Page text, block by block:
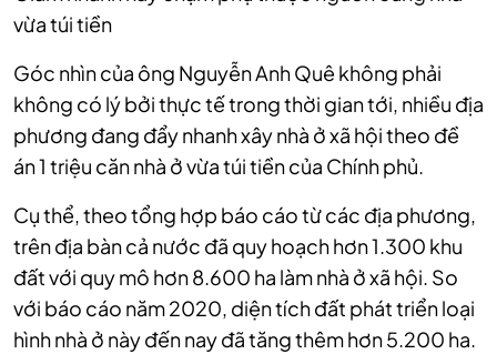
vừa túi tiền
Góc nhìn của ông Nguyễn Anh Quê không phải
không có lý bởi thực tế trong thời gian tới, nhiều địa
phương đang đẩy nhanh xây nhà ở xã hội theo đề
án 1 triệu căn nhà ở vừa túi tiền của Chính phủ.
Cụ thể, theo tổng hợp báo cáo từ các địa phương,
trên địa bàn cả nước đã quy hoạch hơn 1.300 khu
đất với quy mô hơn 8.600 ha làm nhà ở xã hội. So
với báo cáo năm 2020, diện tích đất phát triển loại
hình nhà ở này đến nay đã tăng thêm hơn 5.200 ha.